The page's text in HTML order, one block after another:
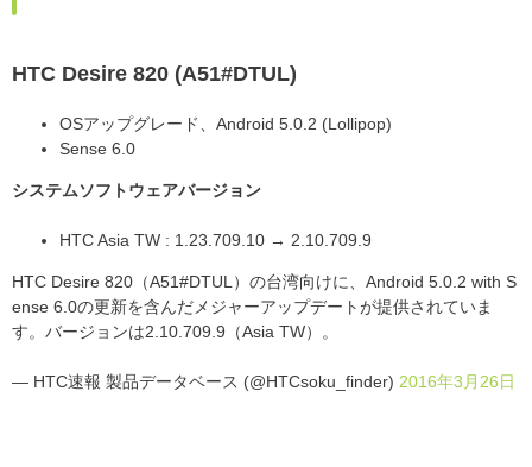
HTC Desire 820 (A51#DTUL)
OSアップグレード、Android 5.0.2 (Lollipop)
Sense 6.0
システムソフトウェアバージョン
HTC Asia TW : 1.23.709.10 → 2.10.709.9
HTC Desire 820（A51#DTUL）の台湾向けに、Android 5.0.2 with S
ense 6.0の更新を含んだメジャーアップデートが提供されていま
す。バージョンは2.10.709.9（Asia TW）。
— HTC速報 製品データベース (@HTCsoku_finder) 2016年3月26日